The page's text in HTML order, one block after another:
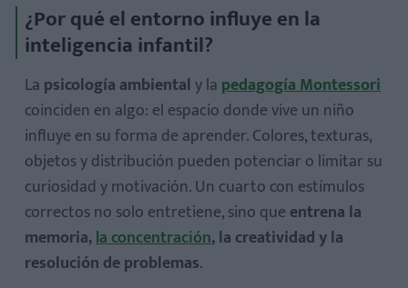
1. Un telescopio: la curiosidad por el universo
2. Un mapamundi o globo terráqueo: geografía y cultura
al alcance
3. Biblioteca personal: el poder de los libros
4. Mesa para dibujar o escribir: creatividad sin límites
5. Plantas: naturaleza que enseña
¿Por qué el entorno influye en la
inteligencia infantil?
La psicología ambientaly la pedagogía Montessori
coinciden en algo: el espacio donde vive un niño
influye en su forma de aprender. Colores, texturas,
objetos y distribución pueden potenciar o limitar su
curiosidad y motivación. Un cuarto con estímulos
correctos no solo entretiene, sino que entrena la
memoria,la concentración, la creatividad y la
resolución de problemas.